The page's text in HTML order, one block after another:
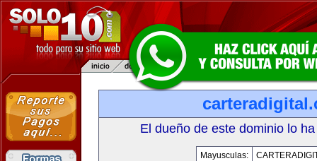
El dueño de este dominio lo
Mayusculas: